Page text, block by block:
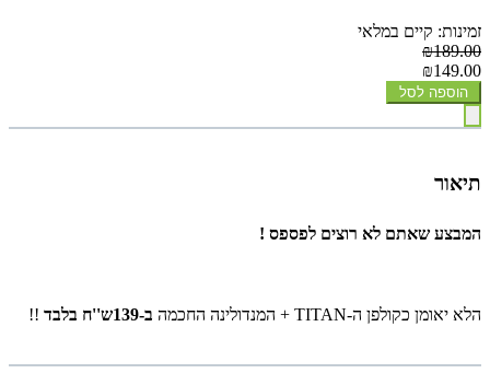
זמינות: קיים במלאי
₪189.00
₪149.00
הוספה לסל
תיאור
המבצע שאתם לא רוצים לפספס !
הלא יאומן כקולפן ה-TITAN + המנדולינה החכמה ב-139ש''ח בלבד !!